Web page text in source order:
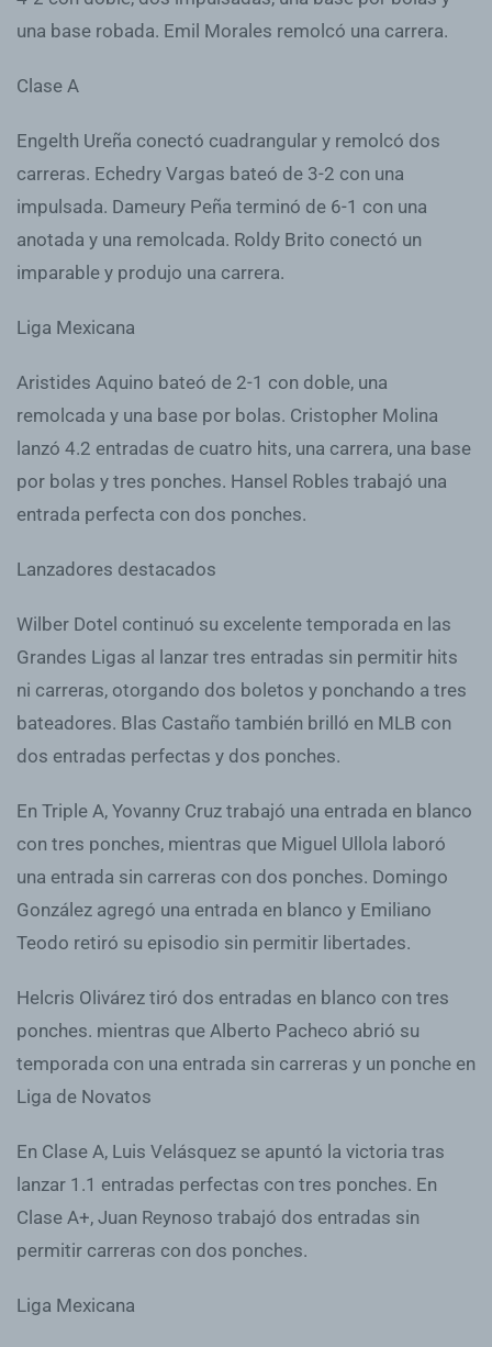
una base robada. Emil Morales remolcó una carrera.
Clase A
Engelth Ureña conectó cuadrangular y remolcó dos
carreras. Echedry Vargas bateó de 3-2 con una
impulsada. Dameury Peña terminó de 6-1 con una
anotada y una remolcada. Roldy Brito conectó un
imparable y produjo una carrera.
Liga Mexicana
Aristides Aquino bateó de 2-1 con doble, una
remolcada y una base por bolas. Cristopher Molina
lanzó 4.2 entradas de cuatro hits, una carrera, una base
por bolas y tres ponches. Hansel Robles trabajó una
entrada perfecta con dos ponches.
Lanzadores destacados
Wilber Dotel continuó su excelente temporada en las
Grandes Ligas al lanzar tres entradas sin permitir hits
ni carreras, otorgando dos boletos y ponchando a tres
bateadores. Blas Castaño también brilló en MLB con
dos entradas perfectas y dos ponches.
En Triple A, Yovanny Cruz trabajó una entrada en blanco
con tres ponches, mientras que Miguel Ullola laboró
una entrada sin carreras con dos ponches. Domingo
González agregó una entrada en blanco y Emiliano
Teodo retiró su episodio sin permitir libertades.
Helcris Olivárez tiró dos entradas en blanco con tres
ponches. mientras que Alberto Pacheco abrió su
temporada con una entrada sin carreras y un ponche en
Liga de Novatos
En Clase A, Luis Velásquez se apuntó la victoria tras
lanzar 1.1 entradas perfectas con tres ponches. En
Clase A+, Juan Reynoso trabajó dos entradas sin
permitir carreras con dos ponches.
Liga Mexicana